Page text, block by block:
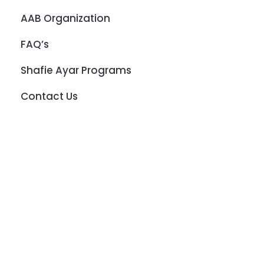
AAB Organization
FAQ’s
Shafie Ayar Programs
Contact Us